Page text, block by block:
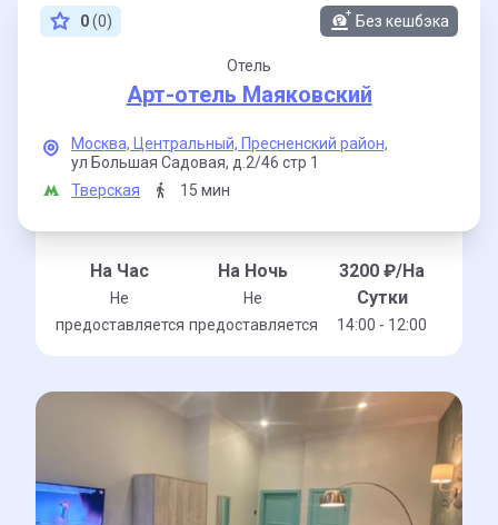
0(0) Без кешбэка
Отель
Арт-отель Маяковский
Москва, Центральный, Пресненский район,
ул Большая Садовая, д.2/46 стр 1
Тверская
15 мин
На Час
Не
предоставляется
На Ночь
Не
предоставляется
3200 ₽/На
Сутки
14:00 - 12:00